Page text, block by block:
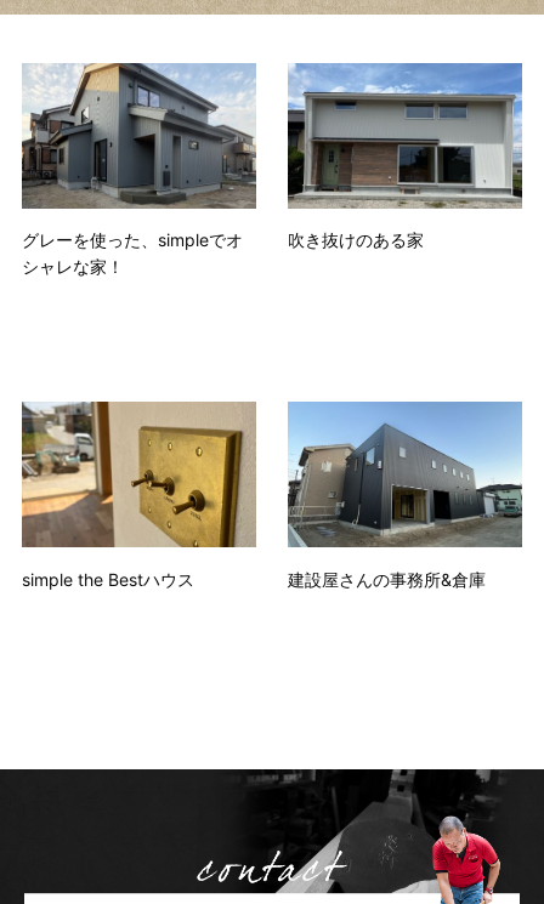
グレーを使った、simpleでオ
シャレな家！
吹き抜けのある家
simple the Bestハウス 建設屋さんの事務所&倉庫